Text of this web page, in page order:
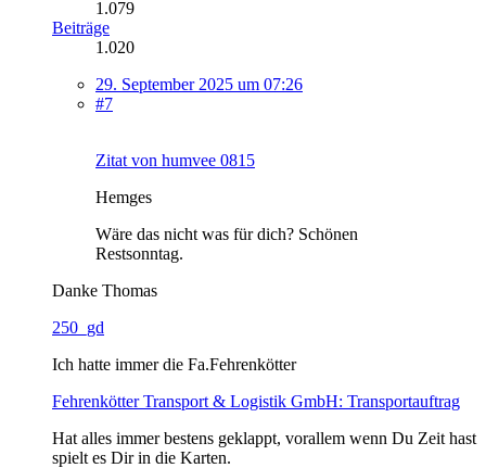
1.079
Beiträge
1.020
29. September 2025 um 07:26
#7
Zitat von humvee 0815
Hemges
Wäre das nicht was für dich? Schönen
Restsonntag.
Danke Thomas
250_gd
Ich hatte immer die Fa.Fehrenkötter
Fehrenkötter Transport & Logistik GmbH: Transportauftrag
Hat alles immer bestens geklappt, vorallem wenn Du Zeit hast
spielt es Dir in die Karten.